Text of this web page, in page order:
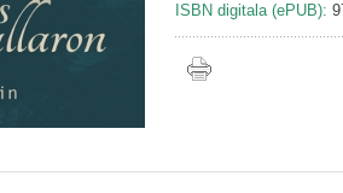
ISBN digitala (ePUB):